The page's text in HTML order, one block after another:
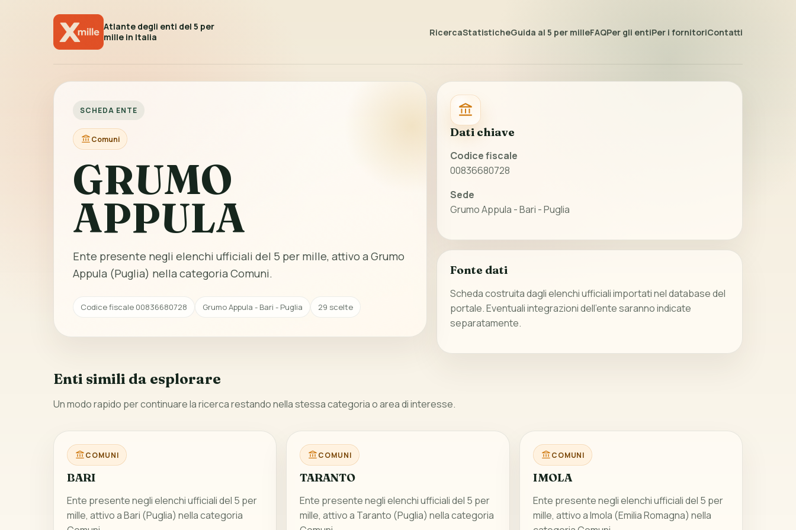
Atlante degli enti del 5 per
mille in Italia
RicercaStatisticheGuida al 5 per milleFAQPer gli entiPer i fornitoriContatti
SCHEDA ENTE
Comuni
GRUMO
APPULA
Ente presente negli elenchi ufficiali del 5 per mille, attivo a Grumo
Appula (Puglia) nella categoria Comuni.
Codice fiscale 00836680728 Grumo Appula - Bari - Puglia 29 scelte
Dati chiave
Codice fiscale
00836680728
Sede
Grumo Appula - Bari - Puglia
Fonte dati
Scheda costruita dagli elenchi ufficiali importati nel database del
portale. Eventuali integrazioni dell’ente saranno indicate
separatamente.
Enti simili da esplorare
Un modo rapido per continuare la ricerca restando nella stessa categoria o area di interesse.
COMUNI
BARI
Ente presente negli elenchi ufficiali del 5 per
mille, attivo a Bari (Puglia) nella categoria
COMUNI
TARANTO
Ente presente negli elenchi ufficiali del 5 per
mille, attivo a Taranto (Puglia) nella categoria
COMUNI
IMOLA
Ente presente negli elenchi ufficiali del 5 per
mille, attivo a Imola (Emilia Romagna) nella